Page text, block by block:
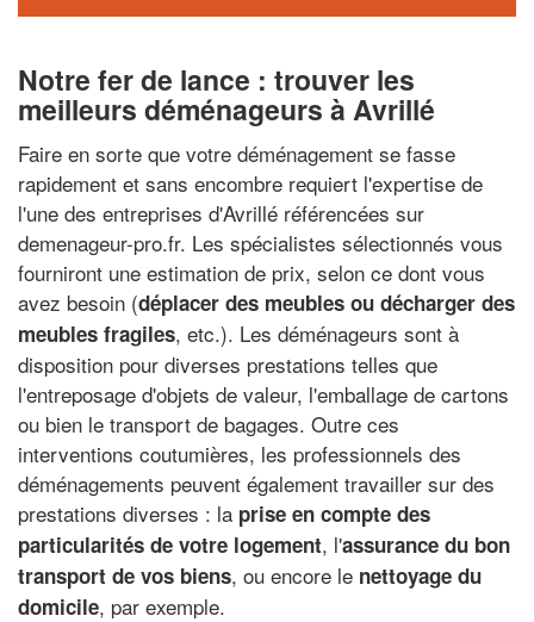
Notre fer de lance : trouver les
meilleurs déménageurs à Avrillé
Faire en sorte que votre déménagement se fasse
rapidement et sans encombre requiert l'expertise de
l'une des entreprises d'Avrillé référencées sur
demenageur-pro.fr. Les spécialistes sélectionnés vous
fourniront une estimation de prix, selon ce dont vous
avez besoin (déplacer des meubles ou décharger des
meubles fragiles, etc.). Les déménageurs sont à
disposition pour diverses prestations telles que
l'entreposage d'objets de valeur, l'emballage de cartons
ou bien le transport de bagages. Outre ces
interventions coutumières, les professionnels des
déménagements peuvent également travailler sur des
prestations diverses : la prise en compte des
particularités de votre logement, l'assurance du bon
transport de vos biens, ou encore le nettoyage du
domicile, par exemple.